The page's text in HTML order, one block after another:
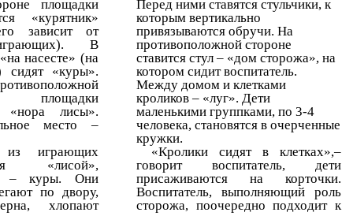
площадки
«курятник»
зависит от
В
насесте» (на
сидят «куры».
площадки
«нора лисы».
место –
играющих
«лисой»,
– куры. Они
по двору,
хлопают
Перед ними ставятся стульчики, к
которым вертикально
привязываются обручи. На
противоположной стороне
ставится стул – «дом сторожа», на
котором сидит воспитатель.
Между домом и клетками
кроликов – «луг». Дети
маленькими группками, по 3-4
человека, становятся в очерченные
кружки.
«Кролики сидят в клетках»,–
говорит воспитатель, дети
присаживаются на корточки.
Воспитатель, выполняющий роль
сторожа, поочередно подходит к